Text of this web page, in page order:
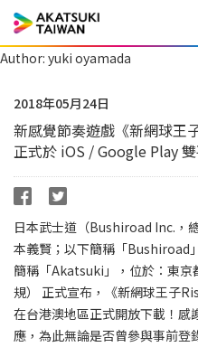
Author: yuki oyamada
2018年05月24日
新感覺節奏遊戲《新網球王
正式於 iOS / Google Play 雙
日本武士道（Bushiroad Inc.，
本義賢；以下簡稱「Bushiroad
簡稱「Akatsuki」，位於：東京
規） 正式宣布，《新網球王子
在台港澳地區正式開放下載！感
應，為此無論是否曾參與事前登